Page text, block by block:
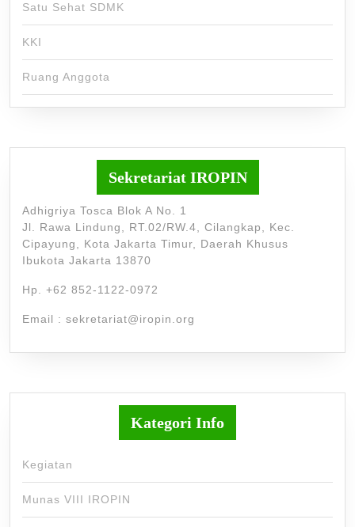
Satu Sehat SDMK
KKI
Ruang Anggota
Sekretariat IROPIN
Adhigriya Tosca Blok A No. 1
Jl. Rawa Lindung, RT.02/RW.4, Cilangkap, Kec.
Cipayung, Kota Jakarta Timur, Daerah Khusus
Ibukota Jakarta 13870
Hp. +62 852-1122-0972
Email : sekretariat@iropin.org
Kategori Info
Kegiatan
Munas VIII IROPIN